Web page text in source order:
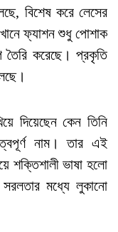
বিশেষ করে লেসের
ফ্যাশন শুধু পোশাক
তৈরি করেছে। প্রকৃতি
দিয়েছেন কেন তিনি
নাম। তার এই
শক্তিশালী ভাষা হলো
মধ্যে লুকানো